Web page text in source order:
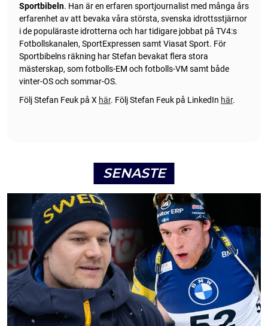
Sportbibeln. Han är en erfaren sportjournalist med många års
erfarenhet av att bevaka våra största, svenska idrottsstjärnor
i de populäraste idrotterna och har tidigare jobbat på TV4:s
Fotbollskanalen, SportExpressen samt Viasat Sport. För
Sportbibelns räkning har Stefan bevakat flera stora
mästerskap, som fotbolls-EM och fotbolls-VM samt både
vinter-OS och sommar-OS.
Följ Stefan Feuk på X här. Följ Stefan Feuk på LinkedIn här.
SENASTE